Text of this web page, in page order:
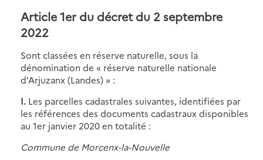
Article 1er du décret du 2 septembre
2022
Sont classées en réserve naturelle, sous la
dénomination de « réserve naturelle nationale
d'Arjuzanx (Landes) » :
I. Les parcelles cadastrales suivantes, identifiées par
les références des documents cadastraux disponibles
au 1er janvier 2020 en totalité :
Commune de Morcenx-la-Nouvelle